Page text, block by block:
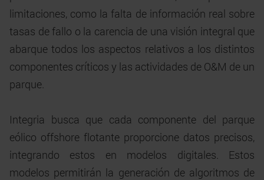
limitaciones, como la falta de información real sobre
tasas de fallo o la carencia de una visión integral que
abarque todos los aspectos relativos a los distintos
componentes críticos y las actividades de O&M de un
parque.
Integria busca que cada componente del parque
eólico offshore flotante proporcione datos precisos,
integrando estos en modelos digitales. Estos
modelos permitirán la generación de algoritmos de